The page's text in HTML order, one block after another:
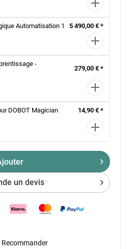
Automatisation 1 5 490,00 € *
-
279,00 € *
DOBOT Magician 14,90 € *
un devis
Recommander